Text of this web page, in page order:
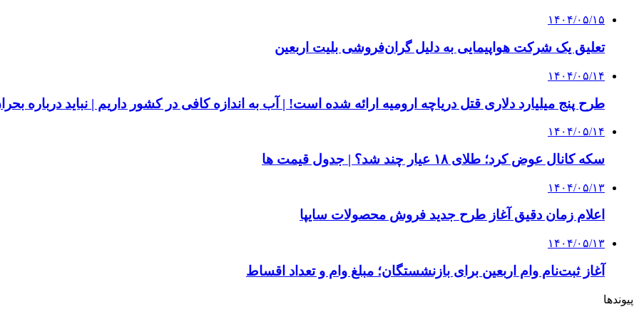
۱۴۰۴/۰۵/۱۵
تعلیق یک شرکت هواپیمایی به دلیل گران‌فروشی بلیت اربعین
۱۴۰۴/۰۵/۱۴
طرح پنج میلیارد دلاری قتل دریاچه ارومیه ارائه شده است! | آب به اندازه کافی در کشور داریم | نباید درباره
۱۴۰۴/۰۵/۱۴
سکه کانال عوض کرد؛ طلای ۱۸ عیار چند شد؟ | جدول قیمت ها
۱۴۰۴/۰۵/۱۳
اعلام زمان دقیق آغاز طرح جدید فروش محصولات سایپا
۱۴۰۴/۰۵/۱۳
آغاز ثبت‌نام وام اربعین برای بازنشستگان؛ مبلغ وام و تعداد اقساط
پیوندها